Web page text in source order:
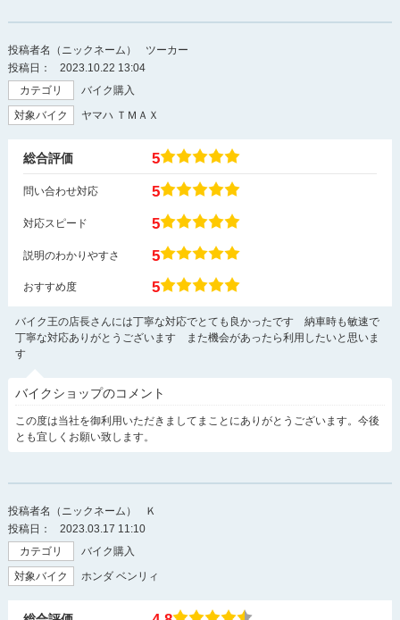
投稿者名（ニックネーム）
ツーカー
投稿日：
2023.10.22 13:04
カテゴリ
バイク購入
対象バイク
ヤマハ ＴＭＡＸ
総合評価 5
問い合わせ対応 5
対応スピード 5
説明のわかりやすさ 5
おすすめ度 5
バイク王の店長さんには丁寧な対応でとても良かったです 納車時も敏速で
丁寧な対応ありがとうございます また機会があったら利用したいと思いま
す
バイクショップのコメント
この度は当社を御利用いただきましてまことにありがとうございます。今後
とも宜しくお願い致します。
投稿者名（ニックネーム）
Ｋ
投稿日：
2023.03.17 11:10
カテゴリ
バイク購入
対象バイク
ホンダ ベンリィ